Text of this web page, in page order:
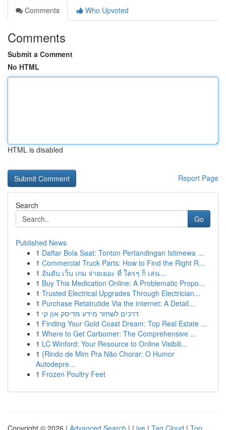
Comments
Who Upvoted
Comments
Submit a Comment
No HTML
HTML is disabled
Report Page
Search
Go
Published News
1 Daftar Bola Saat: Tonton Pertandingan Istimewa ...
1 Commercial Truck Parts: How to Find the Right R...
1 อันดับ เว็บ เกม จ่ายเยอะ ที่ ใครๆ ก็ เล่น...
1 Buy This Medication Online: A Problematic Propo...
1 Trusted Electrical Upgrades Through Electrician...
1 Purchase Retatrutide Via the internet: A Detail...
1 דרכים לשחזר מידע מדיסק און קי
1 Finding Your Gold Coast Dream: Top Real Estate ...
1 Where to Get Carbomer: The Comprehensive ...
1 LC Winford: Your Resource to Online Visibili...
1 {Rindo de Mim Pra Não Chorar: O Humor
Autodepre...
1 Frozen Poultry Feet
Copyright © 2026 | Advanced Search | Live | Tag Cloud | Top